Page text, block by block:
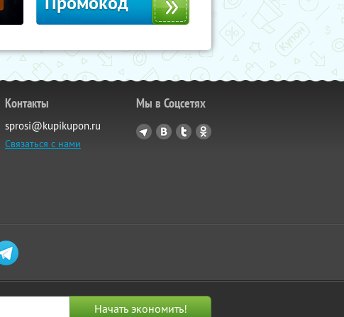
Контакты
sprosi@kupikupon.ru
Связаться с нами
Мы в Соцсетях